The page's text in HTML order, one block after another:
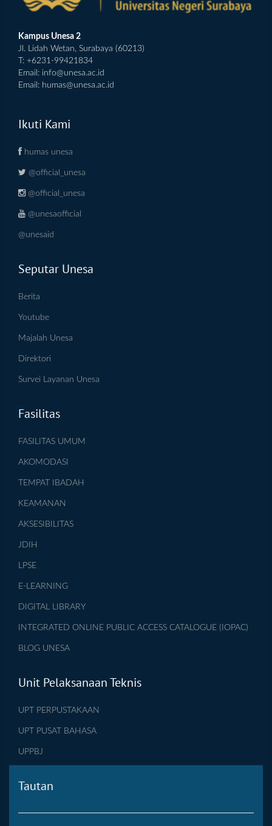
Kampus Unesa 2
Jl. Lidah Wetan, Surabaya (60213)
T: +6231-99421834
Email: info@unesa.ac.id
Email: humas@unesa.ac.id
Ikuti Kami
humas unesa
@official_unesa
@official_unesa
@unesaofficial
@unesaid
Seputar Unesa
Berita
Youtube
Majalah Unesa
Direktori
Survei Layanan Unesa
Fasilitas
FASILITAS UMUM
AKOMODASI
TEMPAT IBADAH
KEAMANAN
AKSESIBILITAS
JDIH
LPSE
E-LEARNING
DIGITAL LIBRARY
INTEGRATED ONLINE PUBLIC ACCESS CATALOGUE (IOPAC)
BLOG UNESA
Unit Pelaksanaan Teknis
UPT PERPUSTAKAAN
UPT PUSAT BAHASA
UPPBJ
Tautan